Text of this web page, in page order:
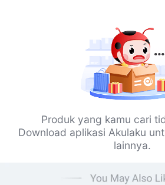
Produk yang kamu cari
Download aplikasi Akulaku
lainnya.